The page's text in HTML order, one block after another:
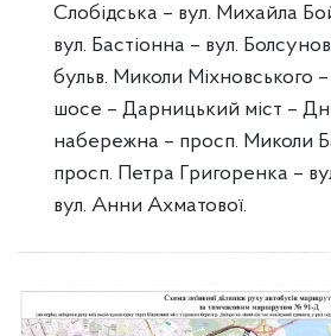
Слобідська – вул. Михайла
вул. Бастіонна – вул.
бульв. Миколи Міхновського
шосе – Дарницький міст –
набережна – просп. Миколи
просп. Петра Григоренка –
вул. Анни Ахматової.